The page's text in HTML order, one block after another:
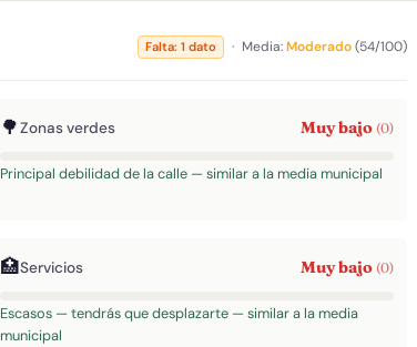
Falta: 1 dato · Media:Moderado(54/100)
🌳Zonas verdes Muy bajo (0)
Principal debilidad de la calle — similar a la media municipal
🏥Servicios Muy bajo (0)
Escasos — tendrás que desplazarte — similar a la media
municipal